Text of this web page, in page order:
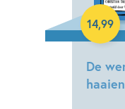
De
haaien
14,99